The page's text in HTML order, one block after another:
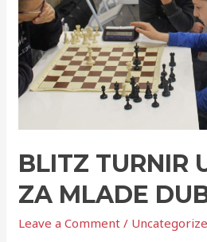
BLITZ TURNIR
ZA MLADE
Leave a Comment /